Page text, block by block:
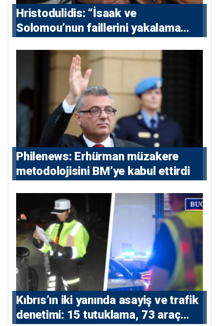
Hristodulidis: “İsaak ve
Solomou’nun faillerini yakalama
ve 5 uluslararası tutuklama emri
çıkarıldı”
Philenews: Erhürman müzakere
metodolojisini BM’ye kabul ettirdi
Kıbrıs’ın iki yanında asayiş ve trafik
denetimi: 15 tutuklama, 73 araç